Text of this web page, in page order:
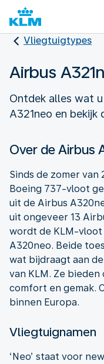
Vliegtuigtypes
Airbus
Ontdek alles wat
A321neo en
Over de Airbus
Sinds de zomer van
Boeing 737-vloot
uit de Airbus
uit ongeveer 13
wordt de KLM-
A320neo. Beide
wat bijdraagt aan
van KLM. Ze
comfort en gemak.
binnen Europa.
Vliegtuignamen
‘Neo’ staat voor